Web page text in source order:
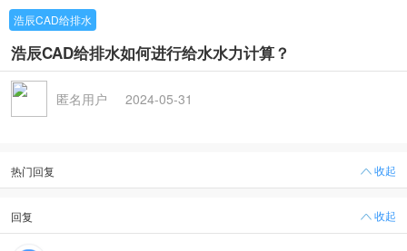
浩辰CAD给排水
浩辰CAD给排水如何进行给水水力计算？
匿名用户 2024-05-31
热门回复 收起
回复 收起